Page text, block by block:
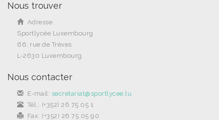
Nous trouver
Adresse:
Sportlycée Luxembourg
66, rue de Trèves
L-2630 Luxembourg
Nous contacter
E-mail: secretariat@sportlycee.lu
Tél.: (+352) 26 75 05 1
Fax: (+352) 26 75 05 90